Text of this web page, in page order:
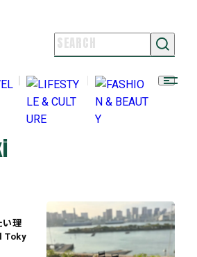
NEWS
TRAVEL
& CULTURE
& BEAUTY
お問い合わせ
FOLLOW US
い理
Toky